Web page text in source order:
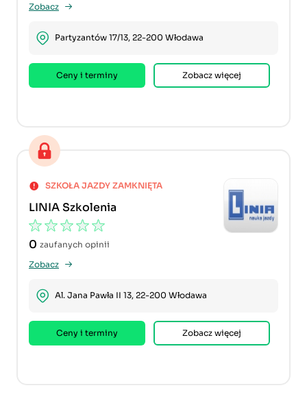
Zobacz
Partyzantów 17/13, 22-200 Włodawa
Ceny i terminy Zobacz więcej
LINIA Szkolenia
SZKOŁA JAZDY ZAMKNIĘTA
0 zaufanych opinii
Zobacz
Al. Jana Pawła II 13, 22-200 Włodawa
Ceny i terminy Zobacz więcej